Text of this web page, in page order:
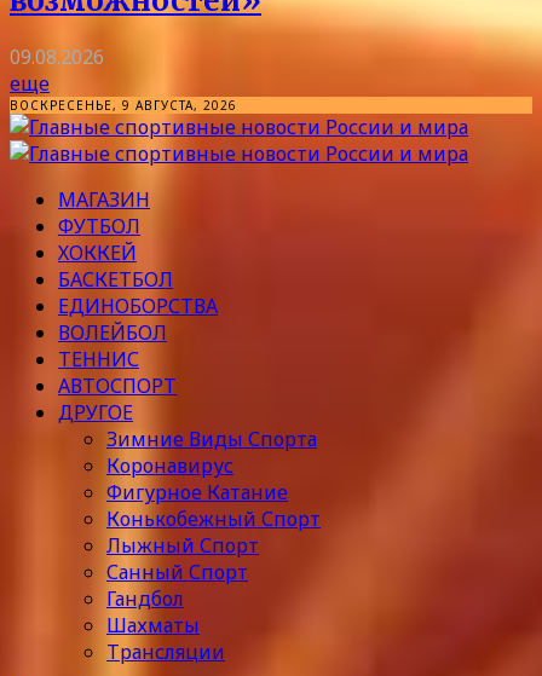
09.08.2026
еще
ВОСКРЕСЕНЬЕ, 9 АВГУСТА, 2026
МАГАЗИН
ФУТБОЛ
ХОККЕЙ
БАСКЕТБОЛ
ЕДИНОБОРСТВА
ВОЛЕЙБОЛ
ТЕННИС
АВТОСПОРТ
ДРУГОЕ
Зимние Виды Спорта
Коронавирус
Фигурное Катание
Конькобежный Спорт
Лыжный Спорт
Санный Спорт
Гандбол
Шахматы
Трансляции